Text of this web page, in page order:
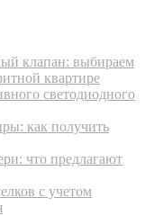
клапан: выбираем
квартире
светодиодного
как получить
что предлагают
с учетом